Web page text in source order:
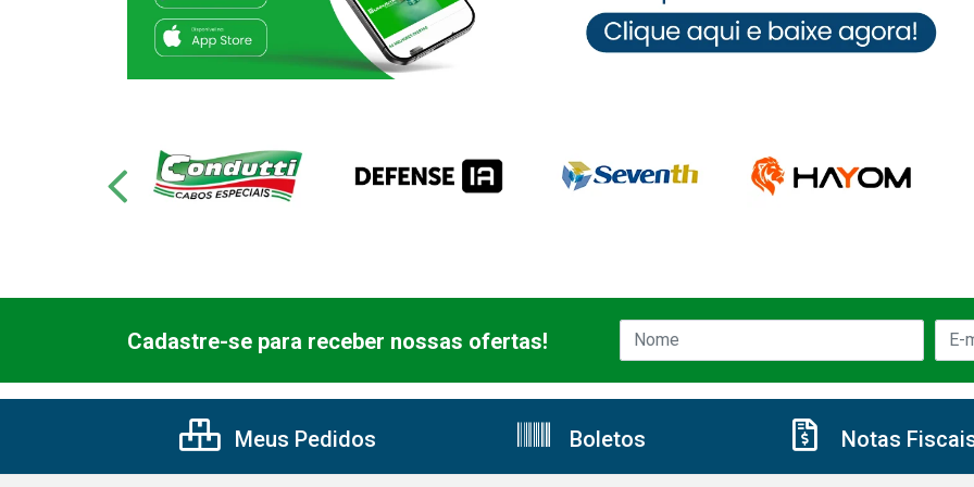
Cadastre-se para receber nossas ofertas!
Meus Pedidos Boletos Notas